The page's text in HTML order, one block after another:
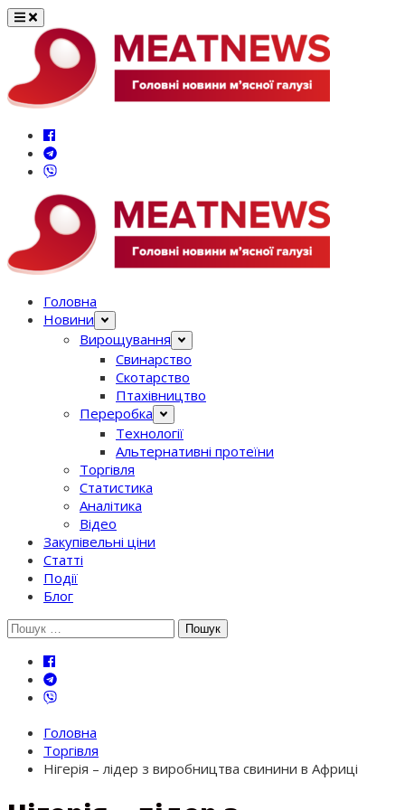
Перейти
вмісту
Головна
Новини
Вирощування
Свинарство
Скотарство
Птахівництво
Переробка
Технології
Альтернативні протеїни
Торгівля
Статистика
Аналітика
Відео
Закупівельні ціни
Статті
Події
Блог
Шукати:
Головна
Торгівля
Нігерія – лідер з виробництва свинини в Африці